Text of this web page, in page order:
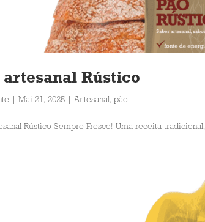
artesanal Rústico
|Mai 21, 2025 |Artesanal,pão
Rústico Sempre Fresco! Uma receita